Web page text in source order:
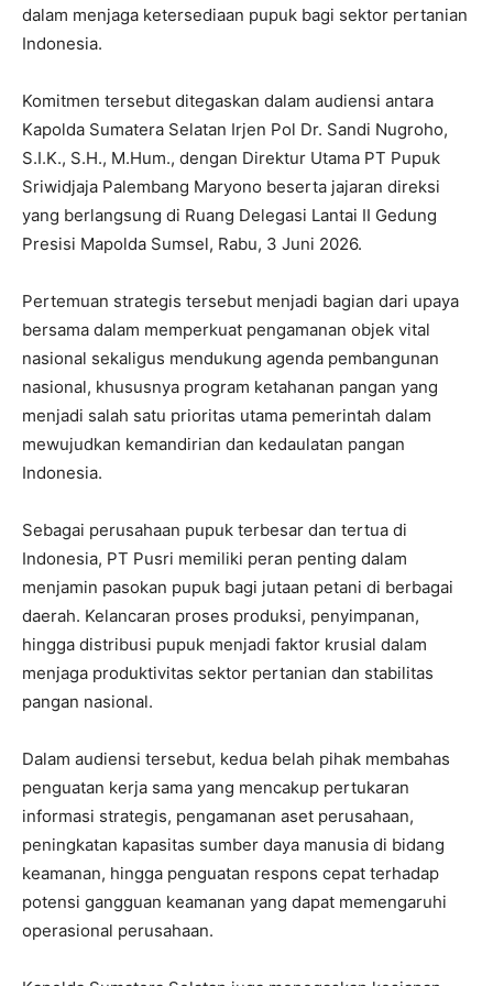
dalam menjaga ketersediaan pupuk bagi sektor pertanian
Indonesia.
Komitmen tersebut ditegaskan dalam audiensi antara
Kapolda Sumatera Selatan Irjen Pol Dr. Sandi Nugroho,
S.I.K., S.H., M.Hum., dengan Direktur Utama PT Pupuk
Sriwidjaja Palembang Maryono beserta jajaran direksi
yang berlangsung di Ruang Delegasi Lantai II Gedung
Presisi Mapolda Sumsel, Rabu, 3 Juni 2026.
Pertemuan strategis tersebut menjadi bagian dari upaya
bersama dalam memperkuat pengamanan objek vital
nasional sekaligus mendukung agenda pembangunan
nasional, khususnya program ketahanan pangan yang
menjadi salah satu prioritas utama pemerintah dalam
mewujudkan kemandirian dan kedaulatan pangan
Indonesia.
Sebagai perusahaan pupuk terbesar dan tertua di
Indonesia, PT Pusri memiliki peran penting dalam
menjamin pasokan pupuk bagi jutaan petani di berbagai
daerah. Kelancaran proses produksi, penyimpanan,
hingga distribusi pupuk menjadi faktor krusial dalam
menjaga produktivitas sektor pertanian dan stabilitas
pangan nasional.
Dalam audiensi tersebut, kedua belah pihak membahas
penguatan kerja sama yang mencakup pertukaran
informasi strategis, pengamanan aset perusahaan,
peningkatan kapasitas sumber daya manusia di bidang
keamanan, hingga penguatan respons cepat terhadap
potensi gangguan keamanan yang dapat memengaruhi
operasional perusahaan.